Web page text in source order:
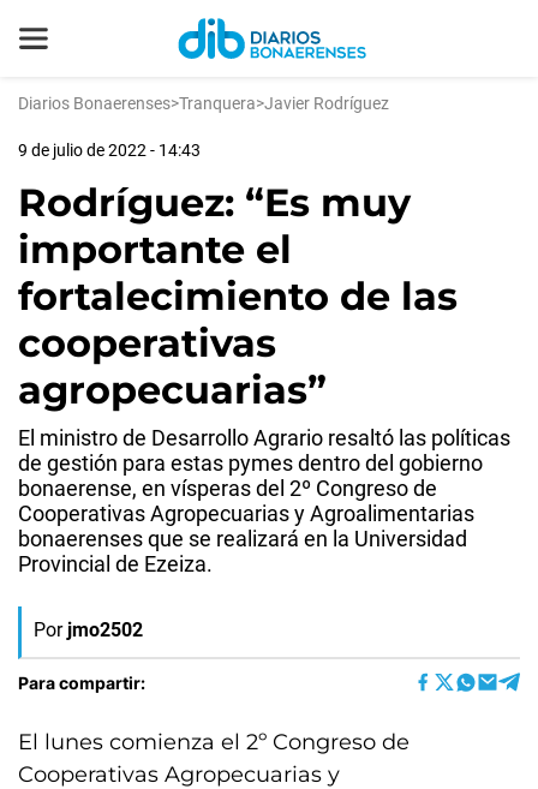
Diarios Bonaerenses>Tranquera>Javier Rodríguez
9 de julio de 2022 - 14:43
Rodríguez: “Es muy
importante el
fortalecimiento de las
cooperativas
agropecuarias”
El ministro de Desarrollo Agrario resaltó las políticas
de gestión para estas pymes dentro del gobierno
bonaerense, en vísperas del 2º Congreso de
Cooperativas Agropecuarias y Agroalimentarias
bonaerenses que se realizará en la Universidad
Provincial de Ezeiza.
Por jmo2502
Para compartir:
El lunes comienza el 2º Congreso de
Cooperativas Agropecuarias y